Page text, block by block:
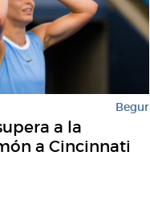
Begur
a la
a Cincinnati